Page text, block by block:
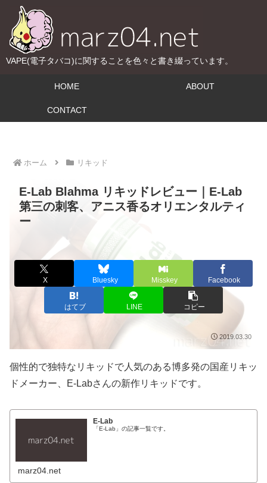
VAPE(電子タバコ)に関することを色々と書き綴っています。
HOME ABOUT
CONTACT
ホーム リキッド
E-Lab Blahma リキッドレビュー｜E-Lab
第三の刺客、アニス香るオリエンタルティ
ー
X Bluesky Misskey Facebook
はてブ LINE コピー
2019.03.30
個性的で独特なリキッドで人気のある博多発の国産リキッ
ドメーカー、E-Labさんの新作リキッドです。
E-Lab
「E-Lab」の記事一覧です。
marz04.net